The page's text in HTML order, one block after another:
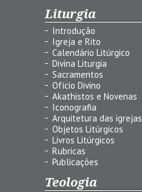
Liturgia
Introdução
Igreja e Rito
Calendário Litúrgico
Divina Liturgia
Sacramentos
Ofício Divino
Akathistos e Novenas
Iconografia
Arquitetura das igrejas
Objetos Litúrgicos
Livros Litúrgicos
Rubricas
Publicações
Teologia